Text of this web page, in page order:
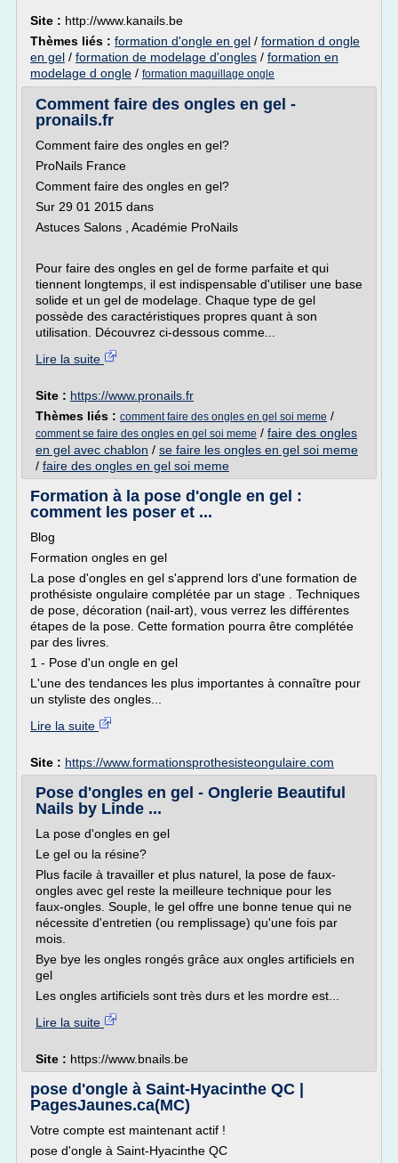
Site : http://www.kanails.be
Thèmes liés : formation d'ongle en gel / formation d ongle
en gel / formation de modelage d'ongles / formation en
modelage d ongle / formation maquillage ongle
Comment faire des ongles en gel -
pronails.fr
Comment faire des ongles en gel?
ProNails France
Comment faire des ongles en gel?
Sur 29 01 2015 dans
Astuces Salons , Académie ProNails
Pour faire des ongles en gel de forme parfaite et qui
tiennent longtemps, il est indispensable d'utiliser une base
solide et un gel de modelage. Chaque type de gel
possède des caractéristiques propres quant à son
utilisation. Découvrez ci-dessous comme...
Lire la suite
Site : https://www.pronails.fr
Thèmes liés : comment faire des ongles en gel soi meme /
comment se faire des ongles en gel soi meme / faire des ongles
en gel avec chablon / se faire les ongles en gel soi meme
/ faire des ongles en gel soi meme
Formation à la pose d'ongle en gel :
comment les poser et ...
Blog
Formation ongles en gel
La pose d'ongles en gel s'apprend lors d'une formation de
prothésiste ongulaire complétée par un stage . Techniques
de pose, décoration (nail-art), vous verrez les différentes
étapes de la pose. Cette formation pourra être complétée
par des livres.
1 - Pose d'un ongle en gel
L'une des tendances les plus importantes à connaître pour
un styliste des ongles...
Lire la suite
Site : https://www.formationsprothesisteongulaire.com
Pose d'ongles en gel - Onglerie Beautiful
Nails by Linde ...
La pose d'ongles en gel
Le gel ou la résine?
Plus facile à travailler et plus naturel, la pose de faux-
ongles avec gel reste la meilleure technique pour les
faux-ongles. Souple, le gel offre une bonne tenue qui ne
nécessite d'entretien (ou remplissage) qu'une fois par
mois.
Bye bye les ongles rongés grâce aux ongles artificiels en
gel
Les ongles artificiels sont très durs et les mordre est...
Lire la suite
Site : https://www.bnails.be
pose d'ongle à Saint-Hyacinthe QC |
PagesJaunes.ca(MC)
Votre compte est maintenant actif !
pose d'ongle à Saint-Hyacinthe QC